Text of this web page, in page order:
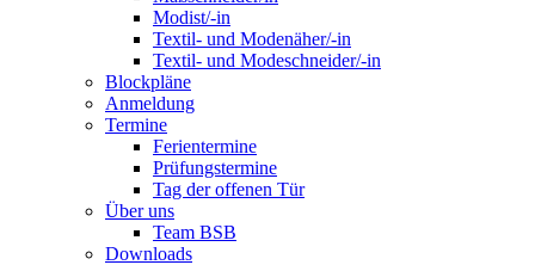
Modist/-in
Textil- und Modenäher/-in
Textil- und Modeschneider/-in
Blockpläne
Anmeldung
Termine
Ferientermine
Prüfungstermine
Tag der offenen Tür
Über uns
Team BSB
Downloads